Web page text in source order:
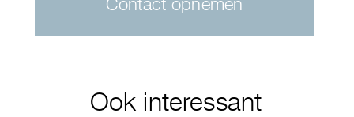
Contact opnemen
Ook interessant